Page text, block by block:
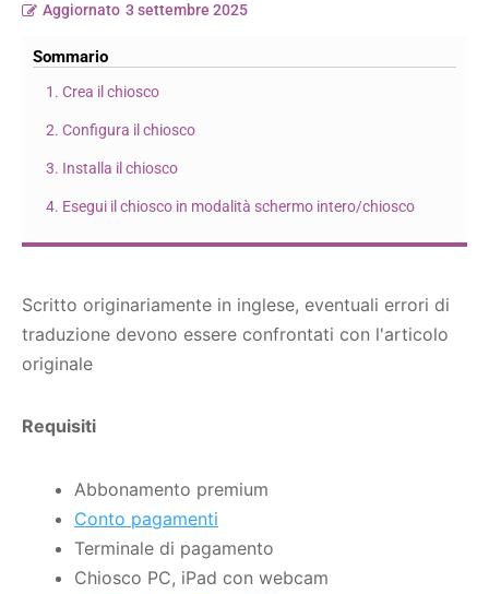
Aggiornato 3 settembre 2025
Sommario
1. Crea il chiosco
2. Configura il chiosco
3. Installa il chiosco
4. Esegui il chiosco in modalità schermo intero/chiosco
Scritto originariamente in inglese, eventuali errori di
traduzione devono essere confrontati con l'articolo
originale
Requisiti
Abbonamento premium
Conto pagamenti
Terminale di pagamento
Chiosco PC, iPad con webcam